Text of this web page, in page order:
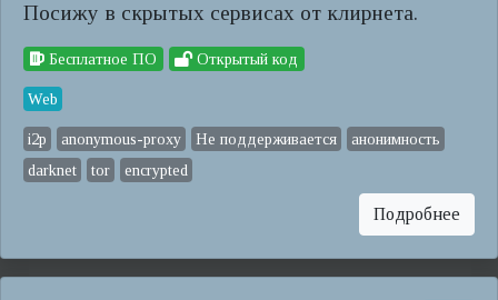
Посижу в скрытых сервисах от клирнета.
Бесплатное ПО Открытый код
Web
i2p anonymous-proxy Не поддерживается
анонимность
darknet
tor encrypted
Подробнее